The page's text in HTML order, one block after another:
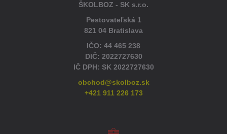
ŠKOLBOZ - SK s.r.o.
Pestovateľská 1
821 04 Bratislava
IČO: 44 465 238
DIČ: 2022727630
IČ DPH: SK 2022727630
obchod@skolboz.sk
+421 911 226 173